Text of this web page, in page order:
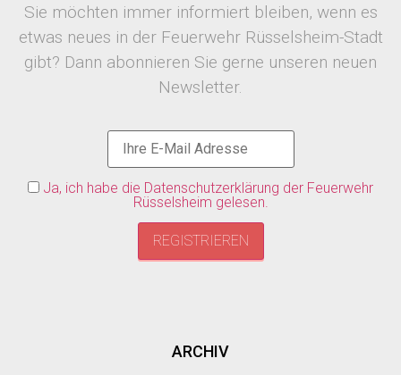
Sie möchten immer informiert bleiben, wenn es
etwas neues in der Feuerwehr Rüsselsheim-Stadt
gibt? Dann abonnieren Sie gerne unseren neuen
Newsletter.
Ja, ich habe die Datenschutzerklärung der Feuerwehr
Rüsselsheim gelesen.
ARCHIV